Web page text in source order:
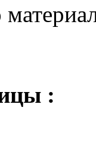
: